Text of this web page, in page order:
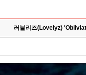
러블리즈(Lovelyz)